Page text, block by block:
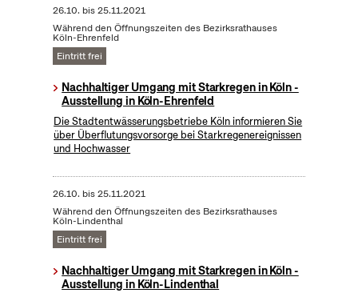
26.10. bis25.11.2021
Während den Öffnungszeiten des Bezirksrathauses
Köln-Ehrenfeld
Eintritt frei
Nachhaltiger Umgang mit Starkregen in Köln -
Ausstellung in Köln-Ehrenfeld
Die Stadtentwässerungsbetriebe Köln informieren Sie
über Überflutungsvorsorge bei Starkregenereignissen
und Hochwasser
26.10. bis25.11.2021
Während den Öffnungszeiten des Bezirksrathauses
Köln-Lindenthal
Eintritt frei
Nachhaltiger Umgang mit Starkregen in Köln -
Ausstellung in Köln-Lindenthal